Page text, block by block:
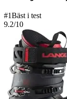
#1Bäst i test
9.2/10